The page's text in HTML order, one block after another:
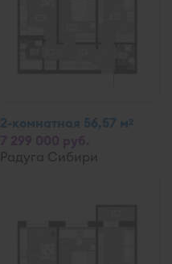
2-комнатная 56,57 м2
Радуга Сибири